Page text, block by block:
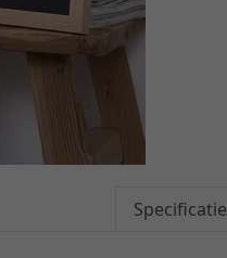
Specificatie